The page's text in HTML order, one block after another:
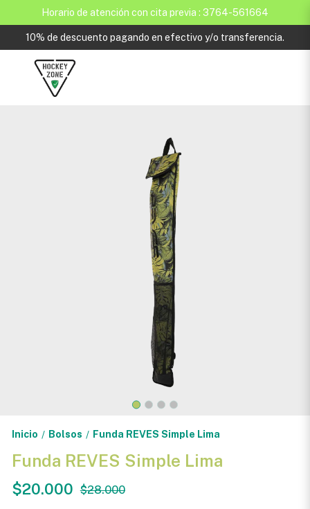
Horario de atención con cita previa : 3764-561664
10% de descuento pagando en efectivo y/o transferencia.
Inicio / Bolsos / Funda REVES Simple Lima
Funda REVES Simple Lima
$20.000 $28.000